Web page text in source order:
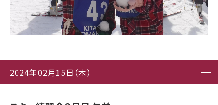
2024年02月15日（木）